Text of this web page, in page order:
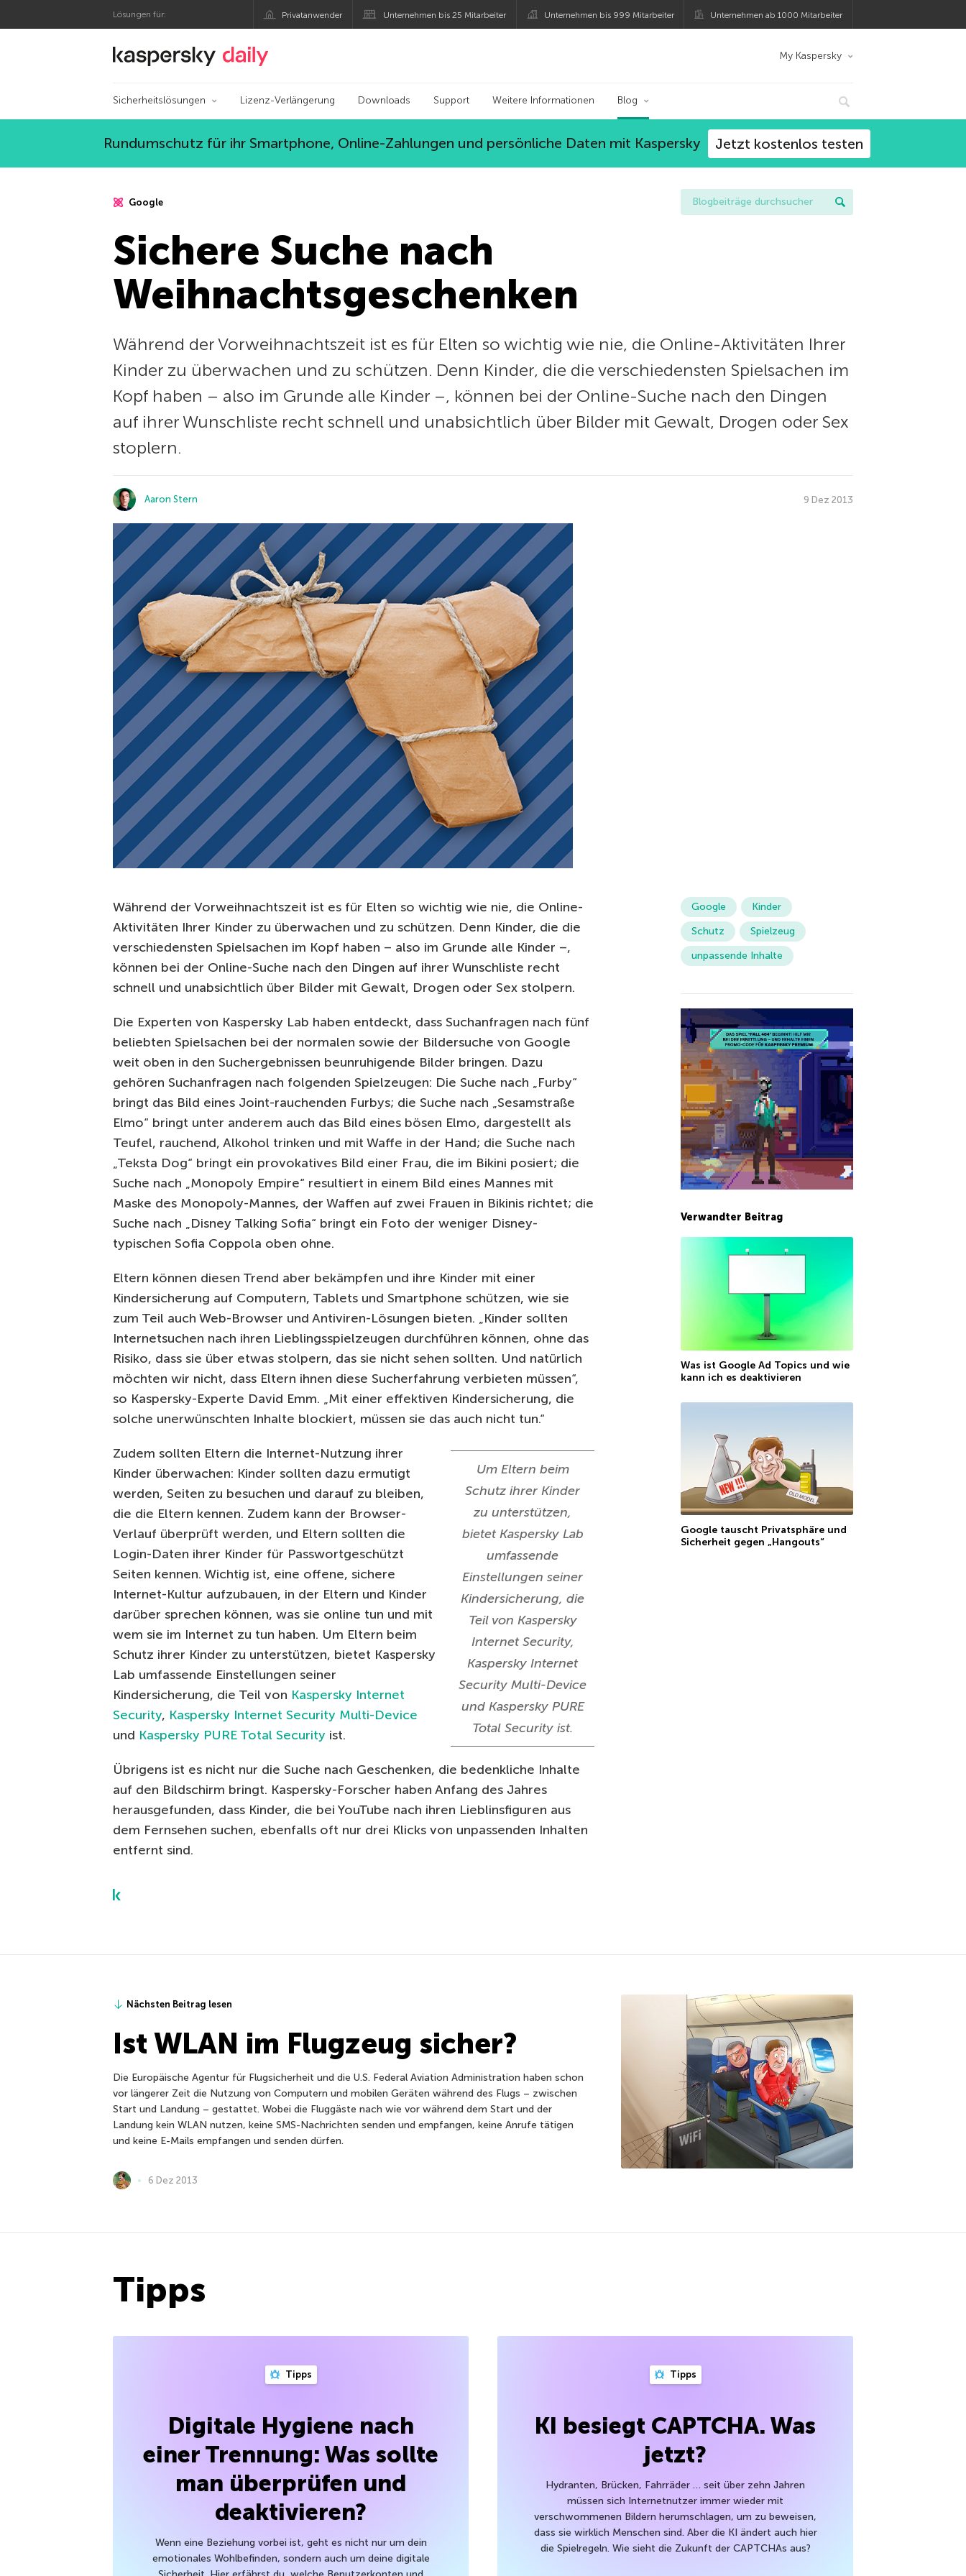
Lösungen für: Privatanwender Unternehmen bis 25 Mitarbeiter Unternehmen bis 999 Mitarbeiter Unternehmen ab 1000 Mitarbeiter
Offizieller Blog von Kaspersky My Kaspersky
Sicherheitslösungen Lizenz-Verlängerung Downloads Support Weitere Informationen Blog
Rundumschutz für ihr Smartphone, Online-Zahlungen und persönliche Daten mit Kaspersky Jetzt kostenlos testen
Google
Sichere Suche nach
Weihnachtsgeschenken
Während der Vorweihnachtszeit ist es für Elten so wichtig wie nie, die Online-Aktivitäten Ihrer
Kinder zu überwachen und zu schützen. Denn Kinder, die die verschiedensten Spielsachen im
Kopf haben – also im Grunde alle Kinder –, können bei der Online-Suche nach den Dingen
auf ihrer Wunschliste recht schnell und unabsichtlich über Bilder mit Gewalt, Drogen oder Sex
stoplern.
Aaron Stern 9 Dez 2013
Während der Vorweihnachtszeit ist es für Elten so wichtig wie nie, die Online-
Aktivitäten Ihrer Kinder zu überwachen und zu schützen. Denn Kinder, die die
verschiedensten Spielsachen im Kopf haben – also im Grunde alle Kinder –,
können bei der Online-Suche nach den Dingen auf ihrer Wunschliste recht
schnell und unabsichtlich über Bilder mit Gewalt, Drogen oder Sex stolpern.
Die Experten von Kaspersky Lab haben entdeckt, dass Suchanfragen nach fünf
beliebten Spielsachen bei der normalen sowie der Bildersuche von Google
weit oben in den Suchergebnissen beunruhigende Bilder bringen. Dazu
gehören Suchanfragen nach folgenden Spielzeugen: Die Suche nach „Furby“
bringt das Bild eines Joint-rauchenden Furbys; die Suche nach „Sesamstraße
Elmo“ bringt unter anderem auch das Bild eines bösen Elmo, dargestellt als
Teufel, rauchend, Alkohol trinken und mit Waffe in der Hand; die Suche nach
„Teksta Dog“ bringt ein provokatives Bild einer Frau, die im Bikini posiert; die
Suche nach „Monopoly Empire“ resultiert in einem Bild eines Mannes mit
Maske des Monopoly-Mannes, der Waffen auf zwei Frauen in Bikinis richtet; die
Suche nach „Disney Talking Sofia“ bringt ein Foto der weniger Disney-
typischen Sofia Coppola oben ohne.
Eltern können diesen Trend aber bekämpfen und ihre Kinder mit einer
Kindersicherung auf Computern, Tablets und Smartphone schützen, wie sie
zum Teil auch Web-Browser und Antiviren-Lösungen bieten. „Kinder sollten
Internetsuchen nach ihren Lieblingsspielzeugen durchführen können, ohne das
Risiko, dass sie über etwas stolpern, das sie nicht sehen sollten. Und natürlich
möchten wir nicht, dass Eltern ihnen diese Sucherfahrung verbieten müssen“,
so Kaspersky-Experte David Emm. „Mit einer effektiven Kindersicherung, die
solche unerwünschten Inhalte blockiert, müssen sie das auch nicht tun.“
Um Eltern beim
Schutz ihrer Kinder
zu unterstützen,
bietet Kaspersky Lab
umfassende
Einstellungen seiner
Kindersicherung, die
Teil von Kaspersky
Internet Security,
Kaspersky Internet
Security Multi-Device
und Kaspersky PURE
Total Security ist.
Zudem sollten Eltern die Internet-Nutzung ihrer
Kinder überwachen: Kinder sollten dazu ermutigt
werden, Seiten zu besuchen und darauf zu bleiben,
die die Eltern kennen. Zudem kann der Browser-
Verlauf überprüft werden, und Eltern sollten die
Login-Daten ihrer Kinder für Passwortgeschützt
Seiten kennen. Wichtig ist, eine offene, sichere
Internet-Kultur aufzubauen, in der Eltern und Kinder
darüber sprechen können, was sie online tun und mit
wem sie im Internet zu tun haben. Um Eltern beim
Schutz ihrer Kinder zu unterstützen, bietet Kaspersky
Lab umfassende Einstellungen seiner
Kindersicherung, die Teil von Kaspersky Internet
Security, Kaspersky Internet Security Multi-Device
und Kaspersky PURE Total Security ist.
Übrigens ist es nicht nur die Suche nach Geschenken, die bedenkliche Inhalte
auf den Bildschirm bringt. Kaspersky-Forscher haben Anfang des Jahres
herausgefunden, dass Kinder, die bei YouTube nach ihren Lieblinsfiguren aus
dem Fernsehen suchen, ebenfalls oft nur drei Klicks von unpassenden Inhalten
entfernt sind.
Google
Kinder
Schutz
Spielzeug
unpassende Inhalte
Verwandter Beitrag
Was ist Google Ad Topics und wie
kann ich es deaktivieren
Google tauscht Privatsphäre und
Sicherheit gegen „Hangouts“
Nächsten Beitrag lesen
Ist WLAN im Flugzeug sicher?
Die Europäische Agentur für Flugsicherheit und die U.S. Federal Aviation Administration haben schon
vor längerer Zeit die Nutzung von Computern und mobilen Geräten während des Flugs – zwischen
Start und Landung – gestattet. Wobei die Fluggäste nach wie vor während dem Start und der
Landung kein WLAN nutzen, keine SMS-Nachrichten senden und empfangen, keine Anrufe tätigen
und keine E-Mails empfangen und senden dürfen.
6 Dez 2013
Tipps
Tipps
Digitale Hygiene nach
einer Trennung: Was sollte
man überprüfen und
deaktivieren?
Wenn eine Beziehung vorbei ist, geht es nicht nur um dein
emotionales Wohlbefinden, sondern auch um deine digitale
Tipps
KI besiegt CAPTCHA. Was
jetzt?
Hydranten, Brücken, Fahrräder … seit über zehn Jahren
müssen sich Internetnutzer immer wieder mit
verschwommenen Bildern herumschlagen, um zu beweisen,
dass sie wirklich Menschen sind. Aber die KI ändert auch hier
die Spielregeln. Wie sieht die Zukunft der CAPTCHAs aus?